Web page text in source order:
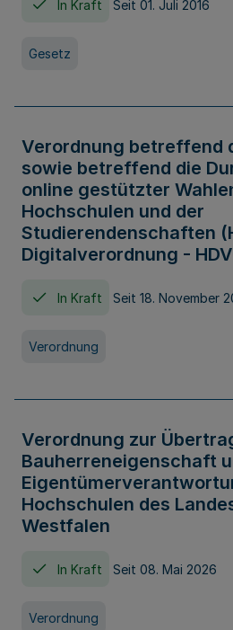
In Kraft Seit 01. Juli 2016
Gesetz
Verordnung betreffend
sowie betreffend die
online gestützter
Hochschulen und der
Studierendenschaften
Digitalverordnung -
In Kraft Seit 18. November
Verordnung
Verordnung zur
Bauherreneigenschaft
Hochschulen des
Westfalen
In Kraft Seit 08. Mai 2026
Verordnung